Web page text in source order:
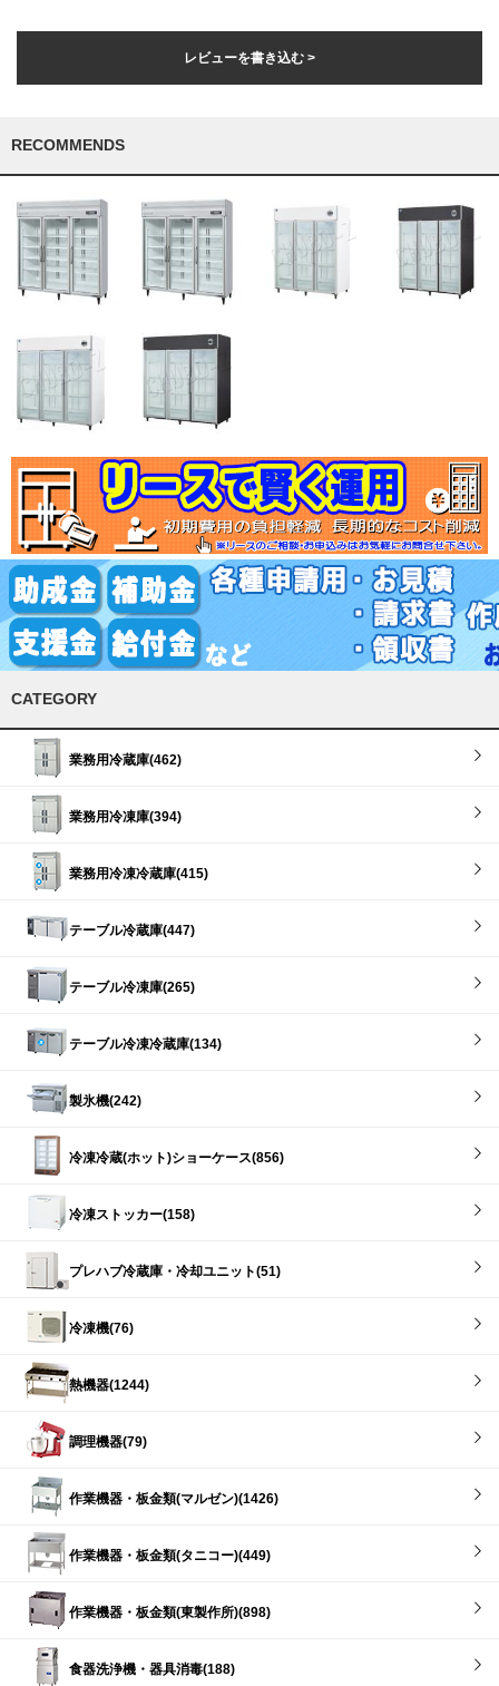
レビューを書き込む >
RECOMMENDS
CATEGORY
業務用冷蔵庫(462)
業務用冷凍庫(394)
業務用冷凍冷蔵庫(415)
テーブル冷蔵庫(447)
テーブル冷凍庫(265)
テーブル冷凍冷蔵庫(134)
製氷機(242)
冷凍冷蔵(ホット)ショーケース(856)
冷凍ストッカー(158)
プレハブ冷蔵庫・冷却ユニット(51)
冷凍機(76)
熱機器(1244)
調理機器(79)
作業機器・板金類(マルゼン)(1426)
作業機器・板金類(タニコー)(449)
作業機器・板金類(東製作所)(898)
食器洗浄機・器具消毒(188)